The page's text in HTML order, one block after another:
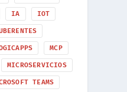
IA IOT
MCP
MICROSERVICIOS
TEAMS